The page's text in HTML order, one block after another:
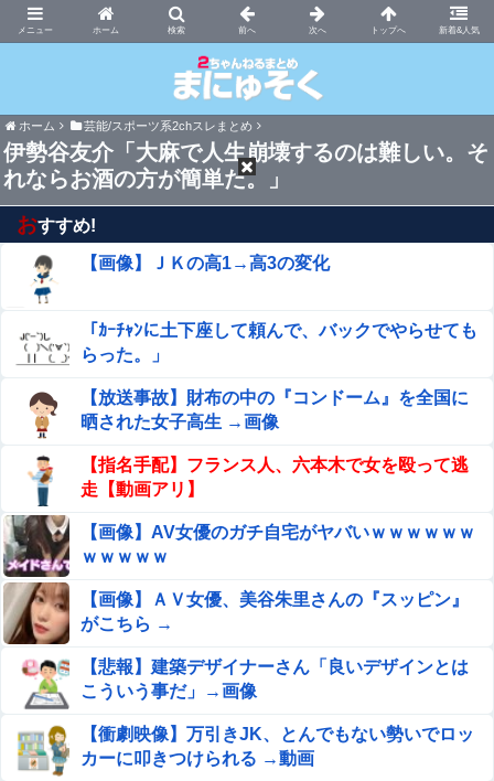
ホーム 新着&人気
まにゅそく 2chまとめニュース速報VIP
ホーム 芸能/スポーツ系2chスレまとめ
伊勢谷友介「大麻で人生崩壊するのは難しい。そ
れならお酒の方が簡単だ。」
おすすめ!
【画像】ＪＫの高1→高3の変化
「ｶｰﾁｬﾝに土下座して頼んで、バックでやらせても
らった。」
【放送事故】財布の中の『コンドーム』を全国に
晒された女子高生 →画像
【指名手配】フランス人、六本木で女を殴って逃
走【動画アリ】
【画像】AV女優のガチ自宅がヤバいｗｗｗｗｗｗ
ｗｗｗｗｗ
【画像】ＡＶ女優、美谷朱里さんの『スッピン』
がこちら →
【悲報】建築デザイナーさん「良いデザインとは
こういう事だ」→画像
【衝劇映像】万引きJK、とんでもない勢いでロッ
カーに叩きつけられる →動画